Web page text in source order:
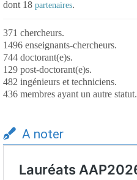
dont 18 partenaires.
371 chercheurs.
1496 enseignants-chercheurs.
744 doctorant(e)s.
129 post-doctorant(e)s.
482 ingénieurs et techniciens.
436 membres ayant un autre statut.
A noter